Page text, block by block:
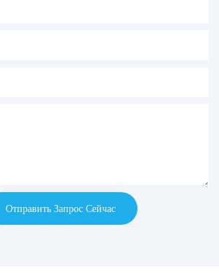
Отправить Запрос Сейчас